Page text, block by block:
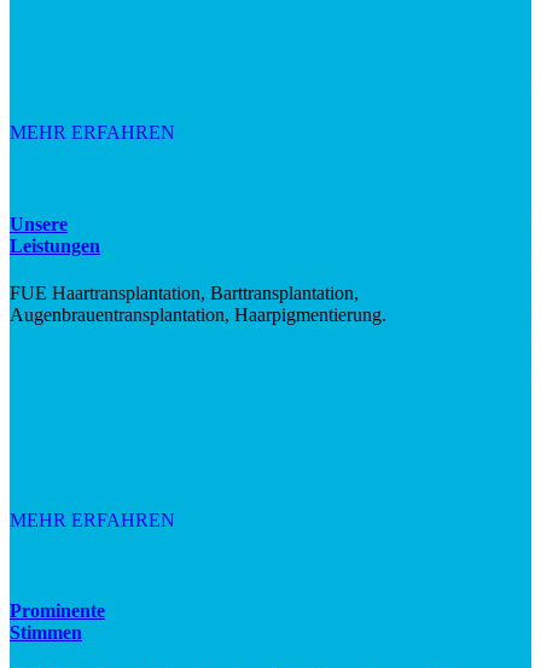
MEHR ERFAHREN
Unsere
Leistungen
FUE Haartransplantation, Barttransplantation,
Augenbrauentransplantation, Haarpigmentierung.
MEHR ERFAHREN
Prominente
Stimmen